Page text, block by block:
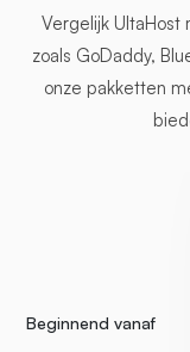
Vergelijk UltaHost
zoals GoDaddy,
onze pakketten
Beginnend vanaf